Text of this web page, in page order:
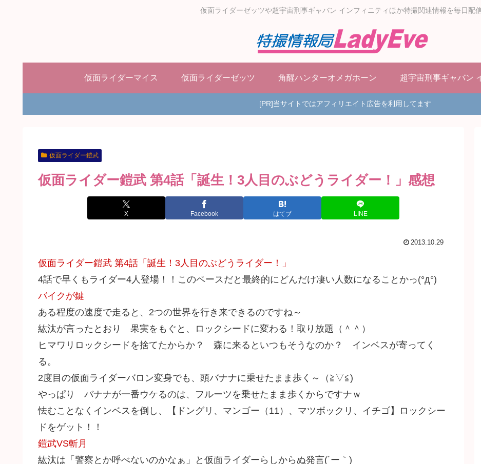
仮面ライダーゼッツや超宇宙刑事ギャバン インフィニティほか特撮関連情報を毎日配信
仮面ライダーマイス 仮面ライダーゼッツ 角醒ハンターオメガホーン 超宇宙刑事ギャバン
[PR]当サイトではアフィリエイト広告を利用してます
仮面ライダー鎧武
仮面ライダー鎧武 第4話「誕生！3人目のぶどうライダー！」感想
X Facebook はてブ LINE
2013.10.29
仮面ライダー鎧武 第4話「誕生！3人目のぶどうライダー！」
4話で早くもライダー4人登場！！このペースだと最終的にどんだけ凄い人数になることかっ(°д°)
バイクが鍵
ある程度の速度で走ると、2つの世界を行き来できるのですね～
紘汰が言ったとおり 果実をもぐと、ロックシードに変わる！取り放題（＾＾）
ヒマワリロックシードを捨てたからか？ 森に来るといつもそうなのか？ インベスが寄ってく
る。
2度目の仮面ライダーバロン変身でも、頭バナナに乗せたまま歩く～（≧▽≦)
やっぱり バナナが一番ウケるのは、フルーツを乗せたまま歩くからですナｗ
怯むことなくインベスを倒し、【ドングリ、マンゴー（11）、マツボックリ、イチゴ】ロックシー
ドをゲット！！
鎧武VS斬月
紘汰は「警察とか呼べないのかなぁ」と仮面ライダーらしからぬ発言(´ー｀)